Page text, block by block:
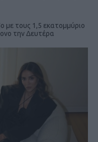
με τους 1,5 εκατομμύριο
την Δευτέρα